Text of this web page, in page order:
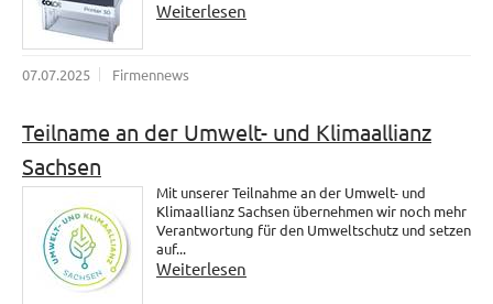
Weiterlesen
07.07.2025 Firmennews
Teilname an der Umwelt- und Klimaallianz
Sachsen
Mit unserer Teilnahme an der Umwelt- und
Klimaallianz Sachsen übernehmen wir noch mehr
Verantwortung für den Umweltschutz und setzen
auf...
Weiterlesen